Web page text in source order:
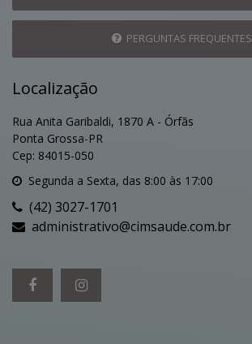
PERGUNTAS FREQUENTES
Localização
Rua Anita Garibaldi, 1870 A - Órfãs
Ponta Grossa-PR
Cep: 84015-050
Segunda a Sexta, das 8:00 às 17:00
(42) 3027-1701
administrativo@cimsaude.com.br